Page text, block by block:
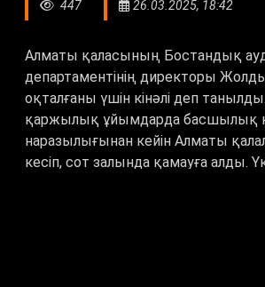
447 26.03.2025, 18:42
Алматы қаласының Бостандық
департаментінің директоры
оқталғаны үшін кінәлі деп
қаржылық ұйымдарда басшылық
наразылығынан кейін Алматы
кесіп, сот залында қамауға алды.